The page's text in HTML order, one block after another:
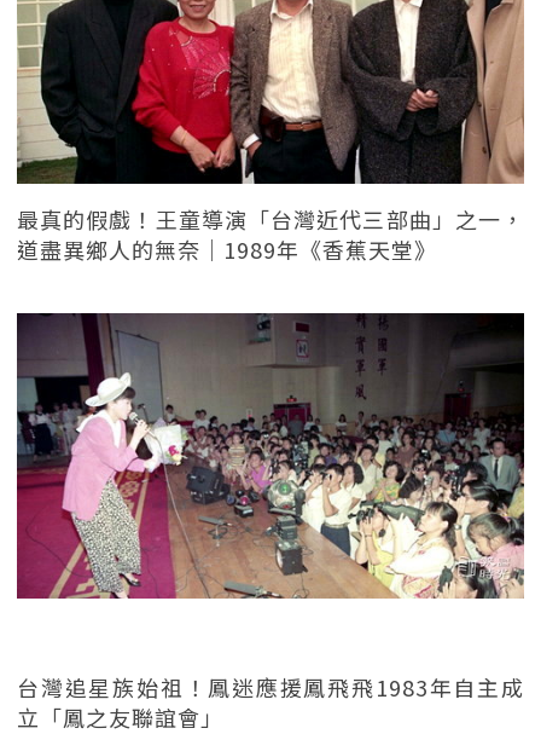
最真的假戲！王童導演「台灣近代三部曲」之一，
道盡異鄉人的無奈｜1989年《香蕉天堂》
台灣追星族始祖！鳳迷應援鳳飛飛1983年自主成
立「鳳之友聯誼會」